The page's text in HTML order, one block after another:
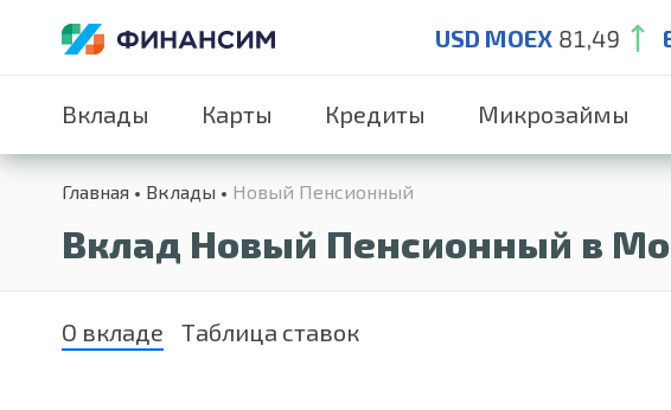
USD MOEX 81,49
Вклады Карты Кредиты Микрозаймы
Главная Вклады Новый Пенсионный
Вклад Новый Пенсионный в
О вкладе Таблица ставок